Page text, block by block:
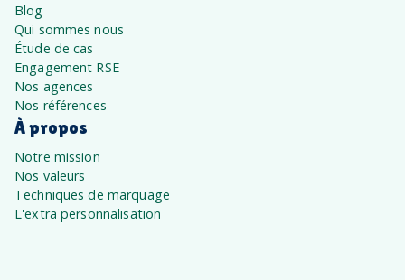
Blog
Qui sommes nous
Étude de cas
Engagement RSE
Nos agences
Nos références
À propos
Notre mission
Nos valeurs
Techniques de marquage
L'extra personnalisation